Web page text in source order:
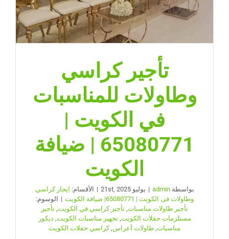
ضيافة
الكويت
–
تأجير كراسي
وطاولات للمناسبات
في الكويت |
65080771 | ضيافة
الكويت
بواسطةadmin
| يوليو 21st, 2025 | الأقسام: ايجار كراسي
وطاولات فى الكويت | 65080771| ضيافة الكويت
|
الوسوم:
تأجير طاولات مناسبات, تأجير كراسي في الكويت, تأجير
مستلزمات حفلات الكويت,تجهيز مناسبات الكويت, ديكور
مناسبات, طاولات أعراس,كراسي حفلات الكويت